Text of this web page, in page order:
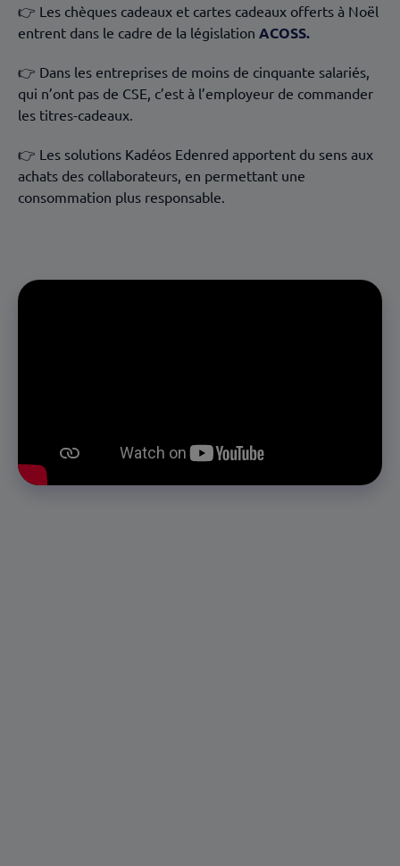
👉 Les chèques cadeaux et cartes cadeaux offerts à Noël
entrent dans le cadre de la législation ACOSS.
👉 Dans les entreprises de moins de cinquante salariés,
qui n’ont pas de CSE, c’est à l’employeur de commander
les titres-cadeaux.
👉 Les solutions Kadéos Edenred apportent du sens aux
achats des collaborateurs, en permettant une
consommation plus responsable.